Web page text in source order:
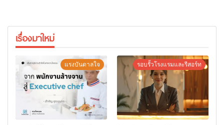
เรื่องมาใหม่
แรงบันดาลใจ รอบรั้วโรงแรมและรีสอร์ท